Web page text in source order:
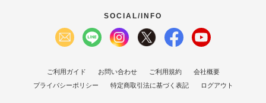
SOCIAL/INFO
ご利用ガイド お問い合わせ ご利用規約
会社概要
プライバシーポリシー
特定商取引法に基づく表記 ログアウト